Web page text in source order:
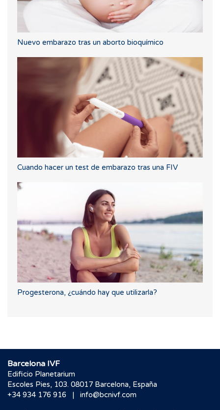
Nuevo embarazo tras un aborto bioquímico
Cuando hacer un test de embarazo tras una FIV
Progesterona, ¿cuándo hay que utilizarla?
Barcelona IVF
Edificio Planetarium
Escoles Pies, 103. 08017 Barcelona, España
+34 934 176 916
| info@bcnivf.com